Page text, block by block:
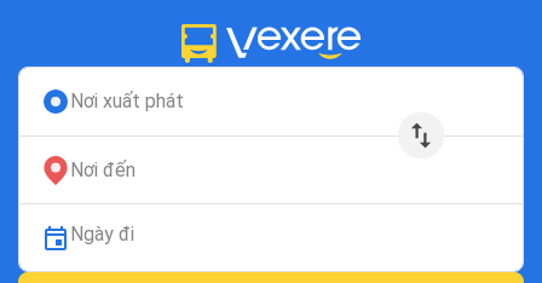
Nơi xuất phát
Nơi đến
Ngày đi